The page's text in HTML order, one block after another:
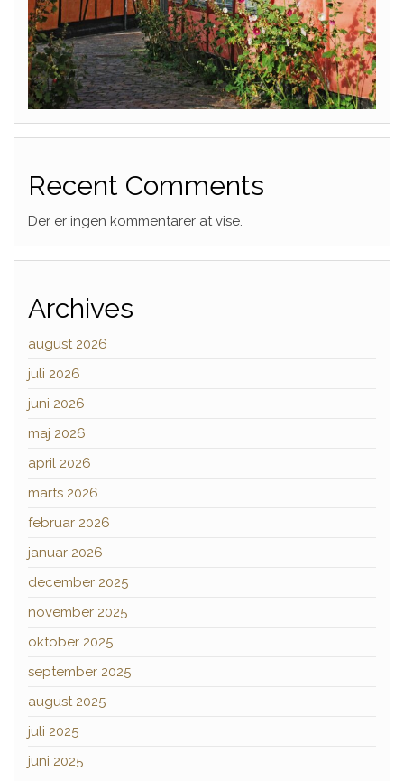
Recent Comments
Der er ingen kommentarer at vise.
Archives
august 2026
juli 2026
juni 2026
maj 2026
april 2026
marts 2026
februar 2026
januar 2026
december 2025
november 2025
oktober 2025
september 2025
august 2025
juli 2025
juni 2025